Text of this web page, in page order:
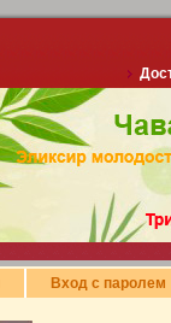
Вход с паролем